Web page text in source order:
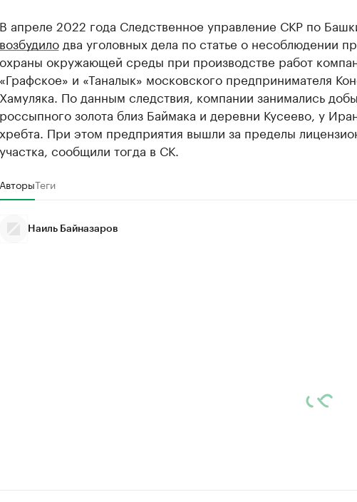
В апреле 2022 года Следственное управление СКР по
возбудилодва уголовных дела по статье о несоблюдении
охраны окружающей среды при производстве работ
«Графское» и «Таналык» московского предпринимателя
Хамуляка. По данным следствия, компании занимались
россыпного золота близ Баймака и деревни Кусеево, у
хребта. При этом предприятия вышли за пределы
участка, сообщили тогда в СК.
АвторыТеги
Наиль Байназаров